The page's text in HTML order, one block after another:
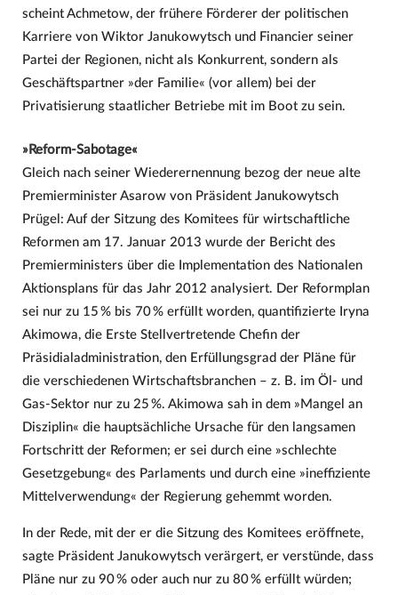
scheint Achmetow, der frühere Förderer der politischen
Karriere von Wiktor Janukowytsch und Financier seiner
Partei der Regionen, nicht als Konkurrent, sondern als
Geschäftspartner »der Familie« (vor allem) bei der
Privatisierung staatlicher Betriebe mit im Boot zu sein.
»Reform-Sabotage«
Gleich nach seiner Wiederernennung bezog der neue alte
Premierminister Asarow von Präsident Janukowytsch
Prügel: Auf der Sitzung des Komitees für wirtschaftliche
Reformen am 17. Januar 2013 wurde der Bericht des
Premierministers über die Implementation des Nationalen
Aktionsplans für das Jahr 2012 analysiert. Der Reformplan
sei nur zu 15 % bis 70 % erfüllt worden, quantifizierte Iryna
Akimowa, die Erste Stellvertretende Chefin der
Präsidialadministration, den Erfüllungsgrad der Pläne für
die verschiedenen Wirtschaftsbranchen – z. B. im Öl- und
Gas-Sektor nur zu 25 %. Akimowa sah in dem »Mangel an
Disziplin« die hauptsächliche Ursache für den langsamen
Fortschritt der Reformen; er sei durch eine »schlechte
Gesetzgebung« des Parlaments und durch eine »ineffiziente
Mittelverwendung« der Regierung gehemmt worden.
In der Rede, mit der er die Sitzung des Komitees eröffnete,
sagte Präsident Janukowytsch verärgert, er verstünde, dass
Pläne nur zu 90 % oder auch nur zu 80 % erfüllt würden;